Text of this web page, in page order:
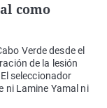
como
Verde desde el
de la lesión
seleccionador
ni Lamine Yamal ni